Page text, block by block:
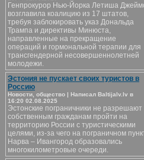
Генпрокурор Нью-Йорка Летиша
возглавила коалицию из 17 штатов,
требуя заблокировать указ Дональда
Трампа и директивы Минюста,
направленные на прекращение
операций и гормональной терапии для
трансгендерной несовершеннолетней
молодежи.
Эстония не пускает своих туристов в
Россию
Новости, общество | Написал Baltijalv.lv в
16:20 02.08.2025
Эстонские пограничники не разрешают
собственным гражданам пройти на
территорию России с туристическими
целями, из-за чего на пограничном
Нарва – Ивангород образовались
многокилометровые очереди.